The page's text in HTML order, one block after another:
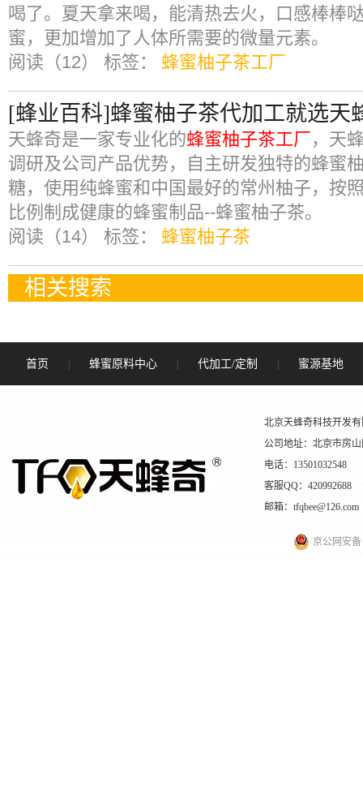
喝了。夏天拿来喝，能清热去火，口感棒棒
蜜，更加增加了人体所需要的微量元素。
阅读（12） 标签： 蜂蜜柚子茶工厂
[蜂业百科]蜂蜜柚子茶代加工就选天
天蜂奇是一家专业化的蜂蜜柚子茶工厂 ，天
调研及公司产品优势，自主研发独特的蜂蜜
糖，使用纯蜂蜜和中国最好的常州柚子，按
比例制成健康的蜂蜜制品--蜂蜜柚子茶。
阅读（14） 标签： 蜂蜜柚子茶
相关搜索
首页 蜂蜜原料中心 代加工/定制 蜜源基地
北京天蜂奇科技开发
公司地址：北京市房
电话：13501032548
客服QQ：420992688
邮箱：tfqbee@126.com
京公网安备